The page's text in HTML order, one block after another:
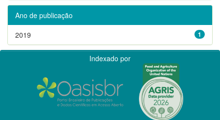
Ano de publicação
1
2019
Indexado por